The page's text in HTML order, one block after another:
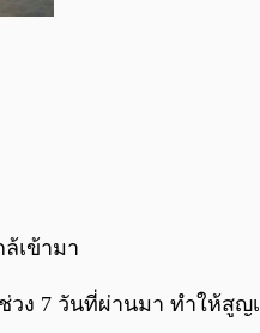
เข้ามา
ง 7 วันที่ผ่านมา ทำให้สูญ